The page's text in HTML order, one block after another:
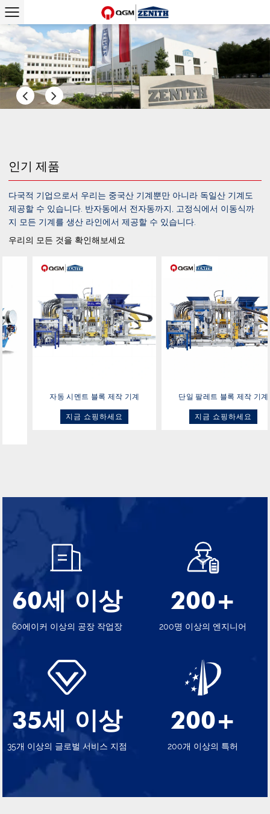
인기 제품
다국적 기업으로서 우리는 중국산 기계뿐만 아니라 독일산 기계도
제공할 수 있습니다. 반자동에서 전자동까지, 고정식에서 이동식까
지 모든 기계를 생산 라인에서 제공할 수 있습니다.
우리의 모든 것을 확인해보세요
자동 시멘트 블록 제작 기계
지금 쇼핑하세요
단일 팔레트 블록 제작 기계
지금 쇼핑하세요
60세 이상
60에이커 이상의 공장 작업장
200+
200명 이상의 엔지니어
35세 이상
35개 이상의 글로벌 서비스 지점
200+
200개 이상의 특허